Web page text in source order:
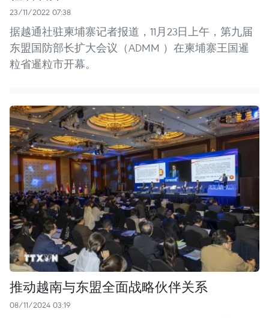
23/11/2022 07:38
据越通社驻柬埔寨记者报道，11月23日上午，第九届
东盟国防部长扩大会议（ADMM ）在柬埔寨王国暹
粒省暹粒市开幕。
推动越南与东盟全面战略伙伴关系
08/11/2024 03:19